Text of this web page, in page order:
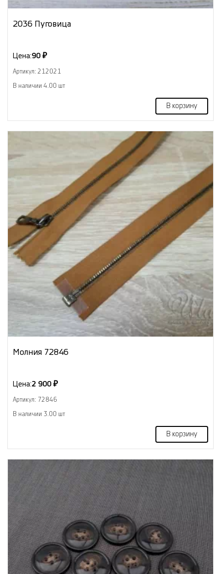
2036 Пуговица
Цена:90 ₽
Артикул: 212021
В наличии 4.00 шт
В корзину
Молния 72846
Цена:2 900 ₽
Артикул: 72846
В наличии 3.00 шт
В корзину